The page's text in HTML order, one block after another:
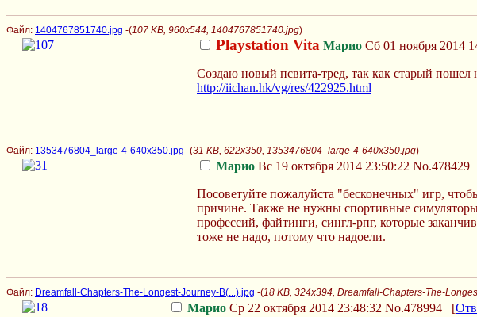
Файл: 1404767851740.jpg -(107 KB, 960x544, 1404767851740.jpg)
Playstation Vita Марио Сб 01 ноября 2014
Создаю новый псвита-тред, так как старый пошел
http://iichan.hk/vg/res/422925.html
Файл: 1353476804_large-4-640x350.jpg -(31 KB, 622x350, 1353476804_large-4-640x350.jpg)
Марио Вс 19 октября 2014 23:50:22 No.478429
Посоветуйте пожалуйста "бесконечных" игр,
причине. Также не нужны спортивные
профессий, файтинги, сингл-рпг, которые
тоже не надо, потому что надоели.
Файл: Dreamfall-Chapters-The-Longest-Journey-B(...).jpg -(18 KB, 324x394, Dreamfall-Chapters-The-
Марио Ср 22 октября 2014 23:48:32 No.478994 [